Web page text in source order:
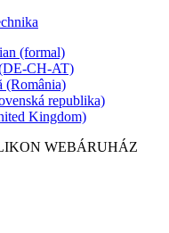
WEBÁRUHÁZ